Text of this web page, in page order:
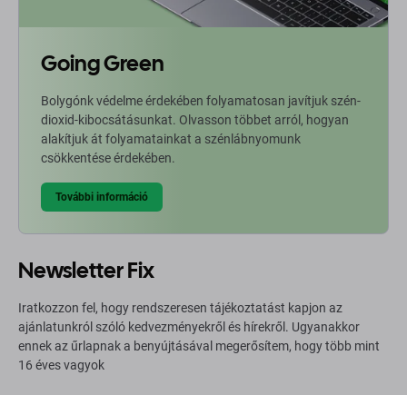
Going Green
Bolygónk védelme érdekében folyamatosan javítjuk szén-
dioxid-kibocsátásunkat. Olvasson többet arról, hogyan
alakítjuk át folyamatainkat a szénlábnyomunk
csökkentése érdekében.
További információ
Newsletter Fix
Iratkozzon fel, hogy rendszeresen tájékoztatást kapjon az
ajánlatunkról szóló kedvezményekről és hírekről. Ugyanakkor
ennek az űrlapnak a benyújtásával megerősítem, hogy több mint
16 éves vagyok